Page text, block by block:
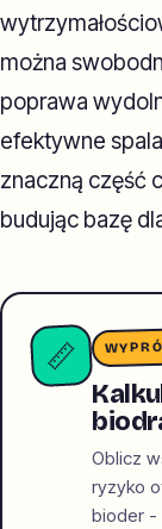
można
poprawa
efektywne
znaczną część
budując bazę
📏
Oblicz
ryzyko
bioder -